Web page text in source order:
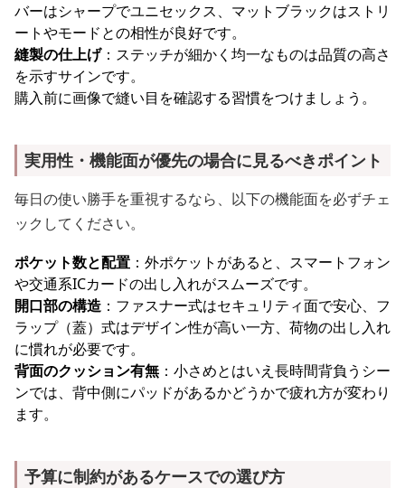
バーはシャープでユニセックス、マットブラックはストリ
ートやモードとの相性が良好です。
縫製の仕上げ：ステッチが細かく均一なものは品質の高さ
を示すサインです。
購入前に画像で縫い目を確認する習慣をつけましょう。
実用性・機能面が優先の場合に見るべきポイント
毎日の使い勝手を重視するなら、以下の機能面を必ずチェ
ックしてください。
ポケット数と配置 ：外ポケットがあると、スマートフォン
や交通系ICカードの出し入れがスムーズです。
開口部の構造 ：ファスナー式はセキュリティ面で安心、フ
ラップ（蓋）式はデザイン性が高い一方、荷物の出し入れ
に慣れが必要です。
背面のクッション有無 ：小さめとはいえ長時間背負うシー
ンでは、背中側にパッドがあるかどうかで疲れ方が変わり
ます。
予算に制約があるケースでの選び方